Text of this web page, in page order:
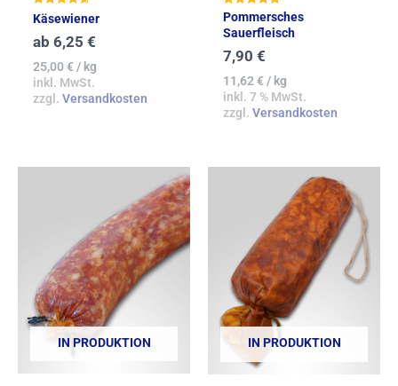
Bewertet mit
4.67
von 5
Käsewiener
ab 6,25 €
25,00€/ kg
inkl. MwSt.
zzgl. Versandkosten
Bewertet mit
von 5
Pommersches
Sauerfleisch
7,90 €
11,62 €/ kg
inkl. 7 % MwSt.
zzgl. Versandkosten
IN PRODUKTION IN PRODUKTION